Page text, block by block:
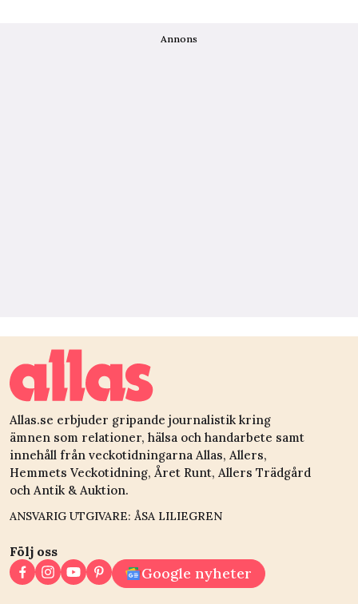
Annons
Allas.se erbjuder gripande journalistik kring
ämnen som relationer, hälsa och handarbete samt
innehåll från veckotidningarna Allas, Allers,
Hemmets Veckotidning, Året Runt, Allers Trädgård
och Antik & Auktion.
ANSVARIG UTGIVARE: ÅSA LILIEGREN
Följ oss
Google nyheter